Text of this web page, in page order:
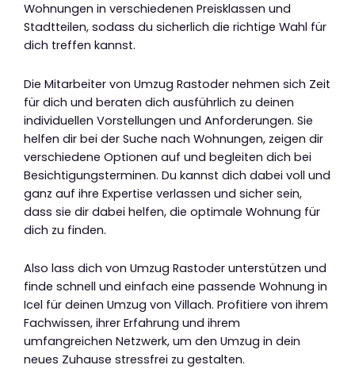
Wohnungen in verschiedenen Preisklassen und
Stadtteilen, sodass du sicherlich die richtige Wahl für
dich treffen kannst.
Die Mitarbeiter von Umzug Rastoder nehmen sich Zeit
für dich und beraten dich ausführlich zu deinen
individuellen Vorstellungen und Anforderungen. Sie
helfen dir bei der Suche nach Wohnungen, zeigen dir
verschiedene Optionen auf und begleiten dich bei
Besichtigungsterminen. Du kannst dich dabei voll und
ganz auf ihre Expertise verlassen und sicher sein,
dass sie dir dabei helfen, die optimale Wohnung für
dich zu finden.
Also lass dich von Umzug Rastoder unterstützen und
finde schnell und einfach eine passende Wohnung in
Icel für deinen Umzug von Villach. Profitiere von ihrem
Fachwissen, ihrer Erfahrung und ihrem
umfangreichen Netzwerk, um den Umzug in dein
neues Zuhause stressfrei zu gestalten.